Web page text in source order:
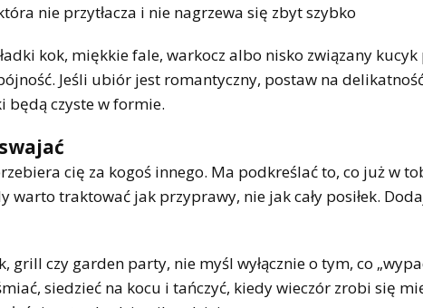
nie przytłacza i nie nagrzewa się zbyt szybko
kok, miękkie fale, warkocz albo nisko związany
Jeśli ubiór jest romantyczny, postaw na
czyste w formie.
cię za kogoś innego. Ma podkreślać to, co już w
warto traktować jak przyprawy, nie jak cały posiłek.
grill czy garden party, nie myśl wyłącznie o tym, co
siedzieć na kocu i tańczyć, kiedy wieczór zrobi się